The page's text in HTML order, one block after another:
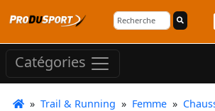
Catégories
» Trail & Running » Femme »